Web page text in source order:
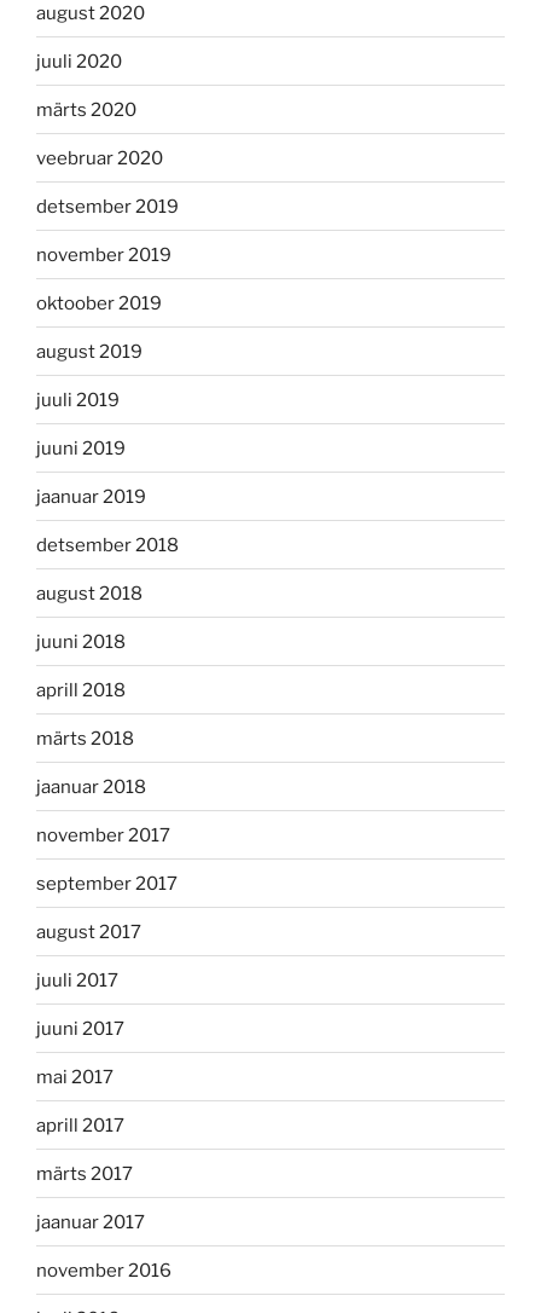
august 2020
juuli 2020
märts 2020
veebruar 2020
detsember 2019
november 2019
oktoober 2019
august 2019
juuli 2019
juuni 2019
jaanuar 2019
detsember 2018
august 2018
juuni 2018
aprill 2018
märts 2018
jaanuar 2018
november 2017
september 2017
august 2017
juuli 2017
juuni 2017
mai 2017
aprill 2017
märts 2017
jaanuar 2017
november 2016